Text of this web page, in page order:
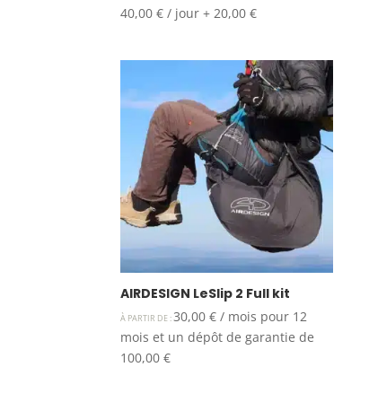
40,00€ / jour + 20,00€
AIRDESIGN LeSlip 2 Full kit
À PARTIR DE :30,00€ / mois pour 12
mois et un dépôt de garantie de
100,00€